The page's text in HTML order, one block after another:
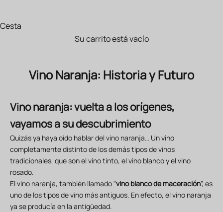
Cesta
Su carrito está vacío
Vino Naranja: Historia y Futuro
Vino naranja: vuelta a los orígenes,
vayamos a su descubrimiento
Quizás ya haya oído hablar del vino naranja… Un vino
completamente distinto de los demás tipos de vinos
tradicionales, que son el vino tinto, el vino blanco y el vino
rosado.
El vino naranja, también llamado "vino blanco de maceración", es
uno de los tipos de vino más antiguos. En efecto, el vino naranja
ya se producía en la antigüedad.